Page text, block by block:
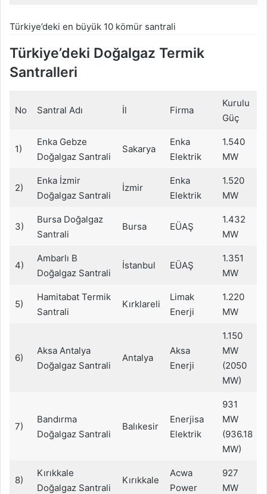
Türkiye’deki en büyük 10 kömür santrali
Türkiye’deki Doğalgaz Termik
Santralleri
No Santral Adı İl Firma
Kurulu
Güç
1)
Enka Gebze
Doğalgaz Santrali
Sakarya
Enka
Elektrik
1.540
MW
2)
Enka İzmir
Doğalgaz Santrali
İzmir
Enka
Elektrik
1.520
MW
3)
Bursa Doğalgaz
Santrali
Bursa EÜAŞ
1.432
MW
4)
Ambarlı B
Doğalgaz Santrali
İstanbul EÜAŞ
1.351
MW
5)
Hamitabat Termik
Santrali
Kırklareli
Limak
Enerji
1.220
MW
6)
Aksa Antalya
Doğalgaz Santrali
Antalya
Aksa
Enerji
1.150
MW
(2050
MW)
7)
Bandırma
Doğalgaz Santrali
Balıkesir
Enerjisa
Elektrik
931
MW
(936.18
MW)
8)
Kırıkkale
Doğalgaz Santrali
Kırıkkale
Acwa
Power
927
MW